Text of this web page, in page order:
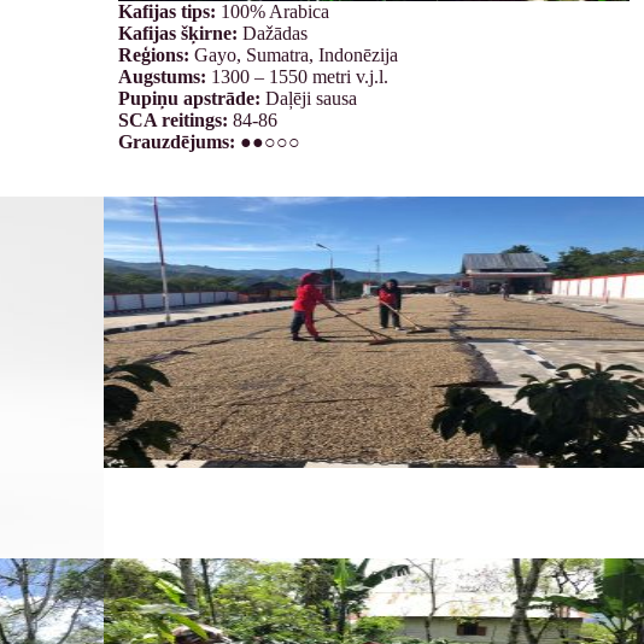
Kafijas tips: 100% Arabica
Kafijas šķirne:Dažādas
Reģions: Gayo, Sumatra, Indonēzija
Augstums: 1300 – 1550 metri v.j.l.
Pupiņu apstrāde:Daļēji sausa
SCA reitings: 84-86
Grauzdējums: ●●○○○